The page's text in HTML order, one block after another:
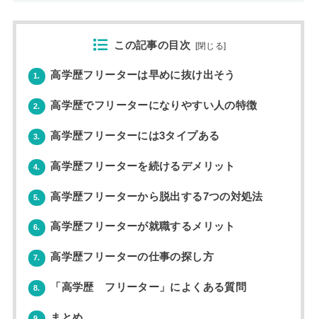
この記事の目次 [閉じる]
1. 高学歴フリーターは早めに抜け出そう
2. 高学歴でフリーターになりやすい人の特徴
3. 高学歴フリーターには3タイプある
4. 高学歴フリーターを続けるデメリット
5. 高学歴フリーターから脱出する7つの対処法
6. 高学歴フリーターが就職するメリット
7. 高学歴フリーターの仕事の探し方
8. 「高学歴 フリーター」によくある質問